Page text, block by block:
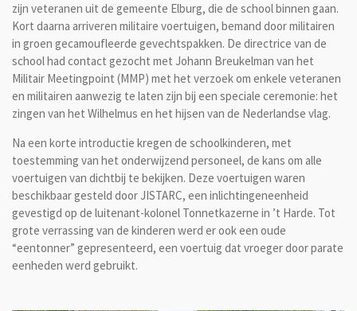
zijn veteranen uit de gemeente Elburg, die de school binnen gaan.
Kort daarna arriveren militaire voertuigen, bemand door militairen
in groen gecamoufleerde gevechtspakken. De directrice van de
school had contact gezocht met Johann Breukelman van het
Militair Meetingpoint (MMP) met het verzoek om enkele veteranen
en militairen aanwezig te laten zijn bij een speciale ceremonie: het
zingen van het Wilhelmus en het hijsen van de Nederlandse vlag.
Na een korte introductie kregen de schoolkinderen, met
toestemming van het onderwijzend personeel, de kans om alle
voertuigen van dichtbij te bekijken. Deze voertuigen waren
beschikbaar gesteld door JISTARC, een inlichtingeneenheid
gevestigd op de luitenant-kolonel Tonnetkazerne in ’t Harde. Tot
grote verrassing van de kinderen werd er ook een oude
“eentonner” gepresenteerd, een voertuig dat vroeger door parate
eenheden werd gebruikt.